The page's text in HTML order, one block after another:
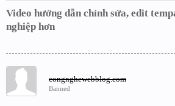
Video hướng dẫn chỉnh sửa, edit
nghiệp hơn
congnghewebblog.com
Banned